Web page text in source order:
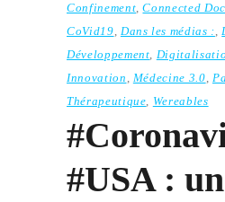
Confinement,Connected
CoVid19, Dans les médias :,
Développement,
Innovation , Médecine 3.0,
Thérapeutique, Wereables
#USA : un